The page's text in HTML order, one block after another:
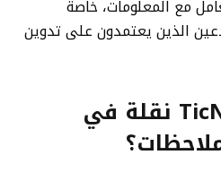
مع المعلومات، خاصةً
الذين يعتمدون على تدوين
كيف تُحدث TicNote نقلة في